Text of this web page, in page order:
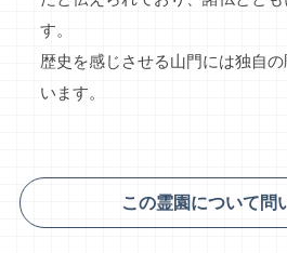
す。
歴史を感じさせる山門には独自
います。
この霊園について問